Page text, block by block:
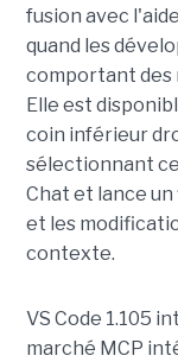
fusion avec
quand les
comportant des
Elle est
coin inférieur
sélectionnant
Chat et lance
et les
contexte.
VS Code 1.105
marché MCP